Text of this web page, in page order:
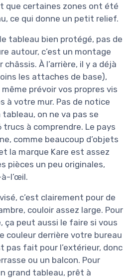
que certaines zones ont été
ce qui donne un petit relief.
tableau bien protégé, pas de
autour, c’est un montage
À l’arrière, il y a déjà
les attaches de base),
prévoir vos propres vis
à votre mur. Pas de notice
tableau, on ne va pas se
trucs à comprendre. Le pays
comme beaucoup d’objets
la marque Kare est assez
pièces un peu originales,
l’œil.
c’est clairement pour de
couloir assez large. Pour
ça peut aussi le faire si vous
couleur derrière votre bureau
pas fait pour l’extérieur, donc
ou un balcon. Pour
grand tableau, prêt à